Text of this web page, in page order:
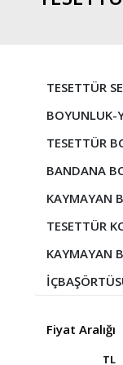
TESETTÜR
BOYUNLUK-
TESETTÜR
BANDANA
KAYMAYAN
TESETTÜR
KAYMAYAN
Fiyat Aralığı
TL